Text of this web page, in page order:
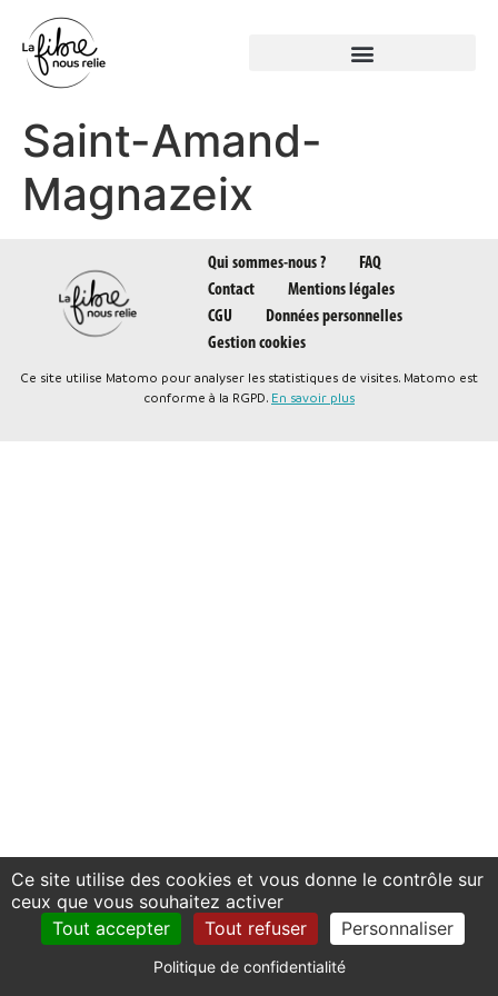
Saint-Amand-
Magnazeix
Qui sommes-nous ?
FAQ
Contact
Mentions légales
CGU
Données personnelles
Gestion cookies
Ce site utilise Matomo pour analyser les statistiques de visites. Matomo est
conforme à la RGPD. En savoir plus
Panneau de gestion des cookies
Ce site utilise des cookies et vous donne le contrôle sur
ceux que vous souhaitez activer
Tout accepter
Tout refuser Personnaliser
Politique de confidentialité